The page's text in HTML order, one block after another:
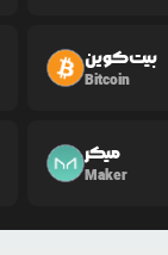
بیت‌کوین
Bitcoin
میکر
Maker